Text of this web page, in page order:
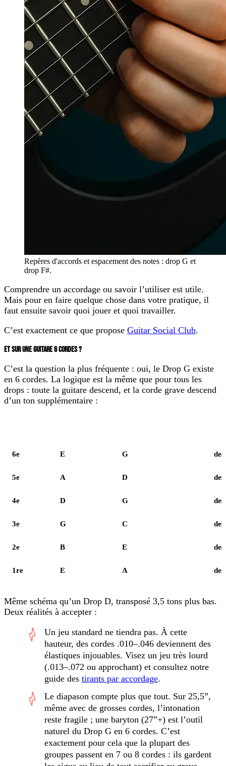
Repères d'accords et espacement des notes : drop G et
drop F#.
Comprendre un accordage ou savoir l’utiliser est utile.
Mais pour en faire quelque chose dans votre pratique, il
faut ensuite savoir quoi jouer et quoi travailler.
C’est exactement ce que propose Guitar Social Club.
ET SUR UNE GUITARE 6 CORDES ?
C’est la question la plus fréquente : oui, le Drop G existe
en 6 cordes. La logique est la même que pour tous les
drops : toute la guitare descend, et la corde grave descend
d’un ton supplémentaire :
6e E G
5e A D
4e D G
3e G C
2e B E
1re E A
Même schéma qu’un Drop D, transposé 3,5 tons plus bas.
Deux réalités à accepter :
Un jeu standard ne tiendra pas. À cette
hauteur, des cordes .010–.046 deviennent des
élastiques injouables. Visez un jeu très lourd
(.013–.072 ou approchant) et consultez notre
guide des tirants par accordage.
Le diapason compte plus que tout. Sur 25,5”,
même avec de grosses cordes, l’intonation
reste fragile ; une baryton (27”+) est l’outil
naturel du Drop G en 6 cordes. C’est
exactement pour cela que la plupart des
groupes passent en 7 ou 8 cordes : ils gardent